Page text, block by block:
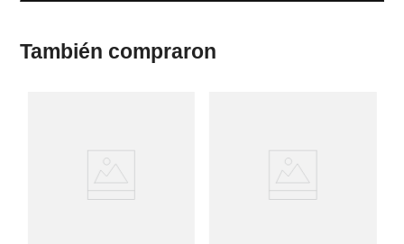
También compraron